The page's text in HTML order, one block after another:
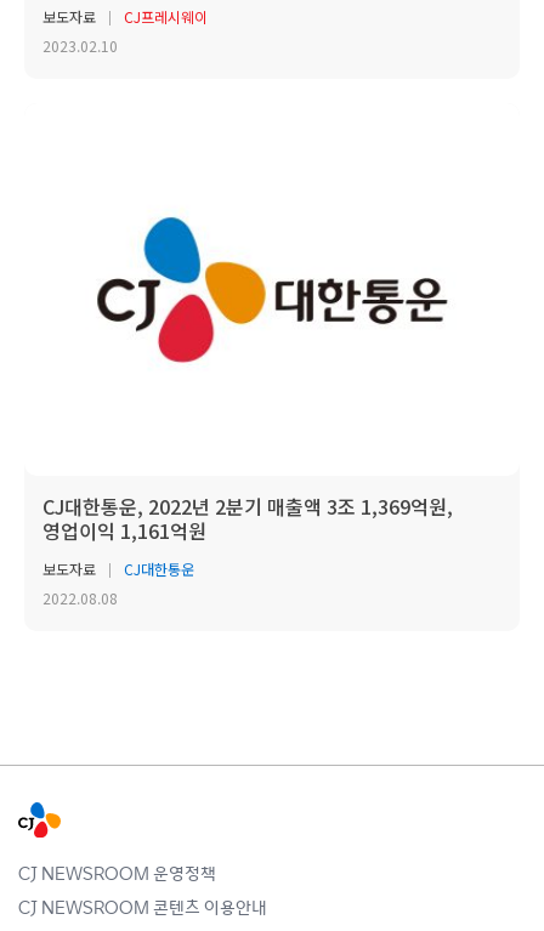
보도자료
CJ프레시웨이
2023.02.10
CJ대한통운, 2022년 2분기 매출액 3조 1,369억원,
영업이익 1,161억원
보도자료
CJ대한통운
2022.08.08
CJ NEWSROOM 운영정책
CJ NEWSROOM 콘텐츠 이용안내